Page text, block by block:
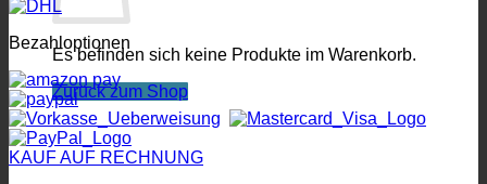
Es befinden sich keine Produkte im Warenkorb.
Zurück zum Shop
Bezahloptionen
KAUF AUF RECHNUNG